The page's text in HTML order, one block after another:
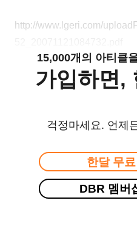
http://www.lgeri.com/
15,000개의 아티클
가입하면,
걱정마세요. 언제
한달 무료
DBR 멤버